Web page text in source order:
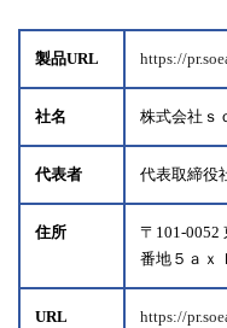
製品URL https://
社名 株式会社ｓ
代表者 代表取締役
住所
〒101-0052
番地５ａｘ
URL https://